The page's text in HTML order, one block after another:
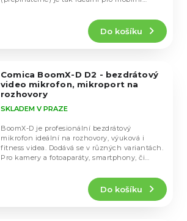
Do košíku
Comica BoomX-D D2 - bezdrátový
video mikrofon, mikroport na
rozhovory
SKLADEM V PRAZE
Do košíku
BoomX-D je profesionální bezdrátový
mikrofon ideální na rozhovory, výuková i
fitness videa. Dodává se v různých variantách.
Pro kamery a fotoaparáty, smartphony, či